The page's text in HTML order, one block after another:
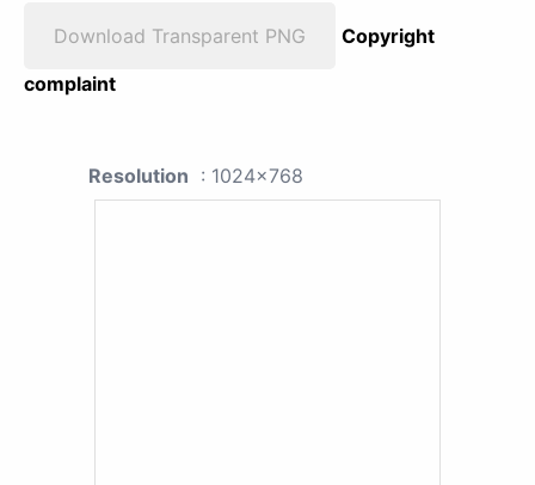
Download Transparent PNG
Copyright
complaint
Resolution : 1024x768